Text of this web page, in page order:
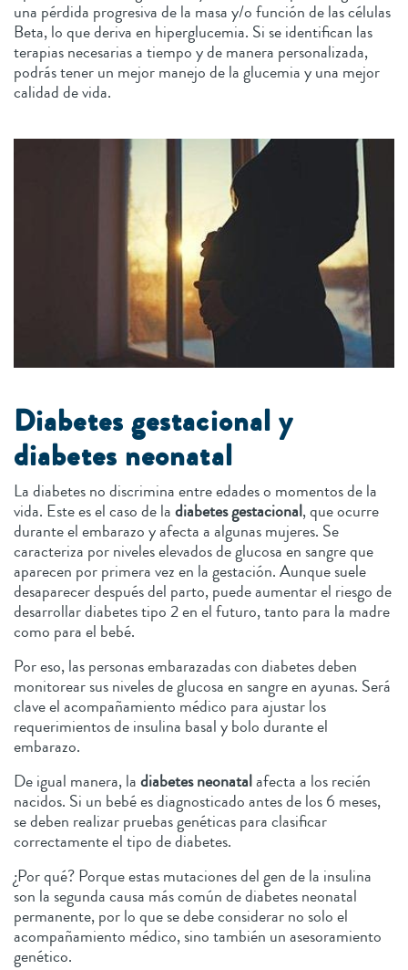
una pérdida progresiva de la masa y/o función de las células
Beta, lo que deriva en hiperglucemia. Si se identifican las
terapias necesarias a tiempo y de manera personalizada,
podrás tener un mejor manejo de la glucemia y una mejor
calidad de vida.
Diabetes gestacional y
diabetes neonatal
La diabetes no discrimina entre edades o momentos de la
vida. Este es el caso de ladiabetes gestacional, que ocurre
durante el embarazo y afecta a algunas mujeres. Se
caracteriza por niveles elevados de glucosa en sangre que
aparecen por primera vez en la gestación. Aunque suele
desaparecer después del parto, puede aumentar el riesgo de
desarrollar diabetes tipo 2 en el futuro, tanto para la madre
como para el bebé.
Por eso, las personas embarazadas con diabetes deben
monitorear sus niveles de glucosa en sangre en ayunas. Será
clave el acompañamiento médico para ajustar los
requerimientos de insulina basal y bolo durante el
embarazo.
De igual manera, ladiabetes neonatalafecta a los recién
nacidos. Si un bebé es diagnosticado antes de los 6 meses,
se deben realizar pruebas genéticas para clasificar
correctamente el tipo de diabetes.
¿Por qué? Porque estas mutaciones del gen de la insulina
son la segunda causa más común de diabetes neonatal
permanente, por lo que se debe considerar no solo el
acompañamiento médico, sino también un asesoramiento
genético.